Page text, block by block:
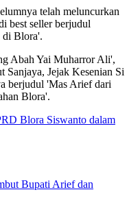
telah meluncurkan
best seller berjudul
di Blora'.
Abah Yai Muharror Ali',
Sanjaya, Jejak Kesenian Si
berjudul 'Mas Arief dari
Blora'.
Blora Siswanto dalam
Bupati Arief dan